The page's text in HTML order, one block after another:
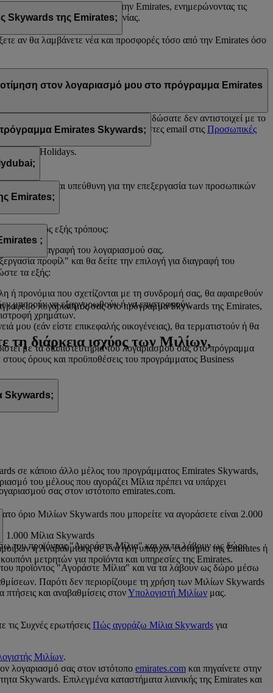
από τη flydubai ή/και την Emirates, ενημερώνοντας τις
ή του Κέντρου επικοινωνίας.
Skywards της Emirates;
αν θα λαμβάνετε νέα και προσφορές τόσο από την Emirates όσο
στον λογαριασμό μου στο πρόγραμμα Emirates
Skywards ή γιατί το όνομα που δώσατε δεν αντιστοιχεί με το
ενημερώστε τις εγγραφές σε λίστες email στις Προσωπικές
Emirates Skywards;
flydubai Holidays.
Η flydubai είναι υπεύθυνη για την επεξεργασία των προσωπικών
Emirates;
με τους εξής τρόπους:
για διαγραφή του λογαριασμού σας.
προφίλ" και θα δείτε την επιλογή για διαγραφή του
;
τα εξής:
ή προνόμια που σχετίζονται με τη συνδρομή σας, θα αφαιρεθούν
μπορούν να εξαργυρωθούν ή να επιστραφούν.
χρημάτων.
μου (εάν είστε επικεφαλής οικογένειας), θα τερματιστούν ή θα
με τα διαπιστευτήρια του λογαριασμού σας στο πρόγραμμα
στους όρους και προϋποθέσεις του προγράμματος Business
ο λογαριασμός σας στο πρόγραμμα Skywards της Emirates,
τη διάρκεια ισχύος των Μιλίων,
Skywards;
σας στον ιστότοπο emirates.com.
σε κάποιο άλλο μέλος του προγράμματος Emirates Skywards,
του μέλους που αγοράζει Μίλια πρέπει να υπάρχει
1.000 Μίλια Skywards
όριο Μιλίων Skywards που μπορείτε να αγοράσετε είναι 2.000
του προϊόντος "Αγοράστε Μίλια" και να τα λάβουν ως δώρο
προϊόντος "Αγοράστε Μίλια" και να τα λάβουν ως δώρο μέσω
ή Αναβάθμισης σε ένα ήδη υπάρχον εισιτήριο της Emirates ή
μετρητών για προϊόντα και υπηρεσίες της Emirates.
Παρότι δεν περιορίζουμε τη χρήση των Μιλίων Skywards
και αναβαθμίσεις στονΥπολογιστή Μιλίων μας.
τις Συχνές ερωτήσεις Πώς αγοράζω Μίλια Skywards για
Μιλίων.
λογαριασμό σας στον ιστότοπο emirates.com και πηγαίνετε στην
Skywards. Επιλεγμένα καταστήματα λιανικής της Emirates και